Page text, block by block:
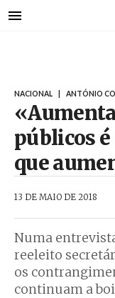
para
NACIONAL ANTÓNIO
públicos
que
13 DE MAIO DE 2018
Numa
reeleito
os
continuam a